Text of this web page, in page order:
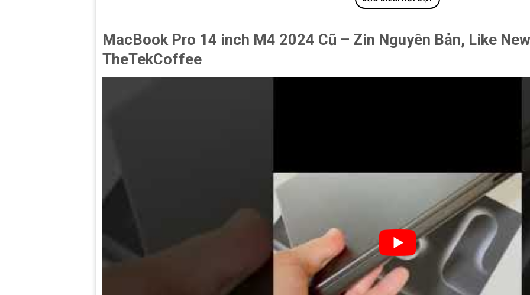
MacBook Pro 14 inch M4 2024 Cũ – Zin Nguyên Bản, Like
TheTekCoffee